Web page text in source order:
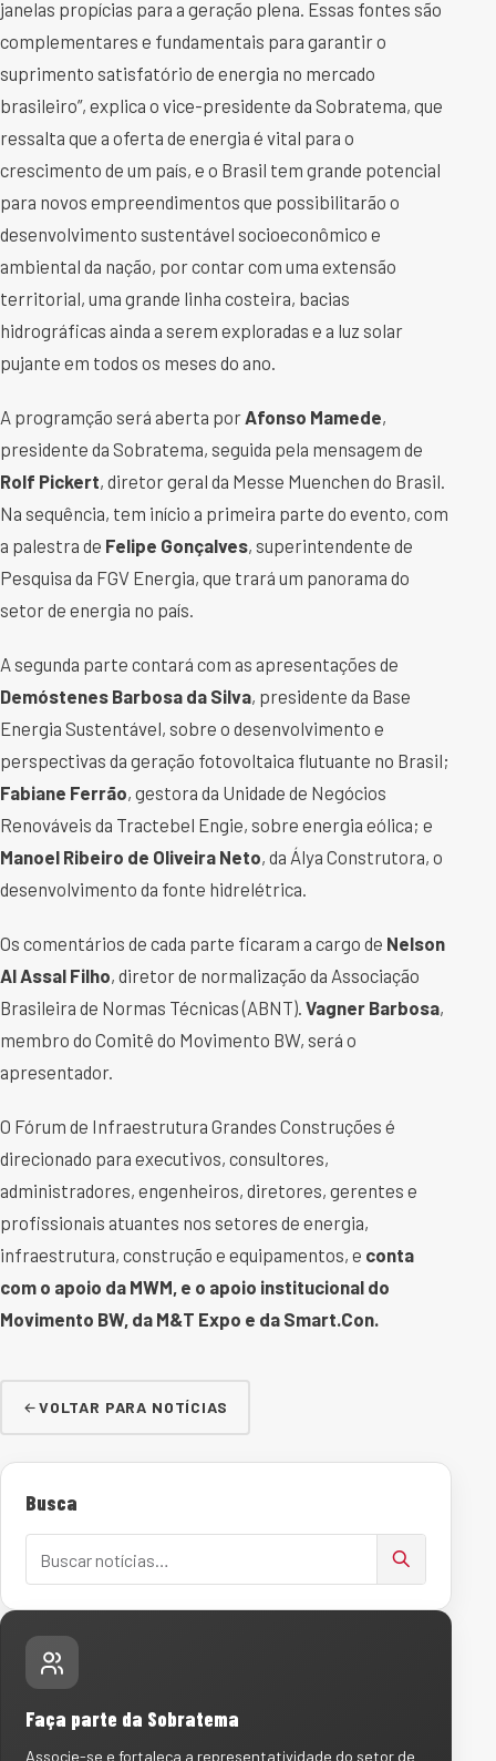
janelas propícias para a geração plena. Essas fontes são
complementares e fundamentais para garantir o
suprimento satisfatório de energia no mercado
brasileiro”, explica o vice-presidente da Sobratema, que
ressalta que a oferta de energia é vital para o
crescimento de um país, e o Brasil tem grande potencial
para novos empreendimentos que possibilitarão o
desenvolvimento sustentável socioeconômico e
ambiental da nação, por contar com uma extensão
territorial, uma grande linha costeira, bacias
hidrográficas ainda a serem exploradas e a luz solar
pujante em todos os meses do ano.
A programção será aberta porAfonso Mamede,
presidente da Sobratema, seguida pela mensagem de
Rolf Pickert, diretor geral da Messe Muenchen do Brasil.
Na sequência, tem início a primeira parte do evento, com
a palestra de Felipe Gonçalves, superintendente de
Pesquisa da FGV Energia, que trará um panorama do
setor de energia no país.
A segunda parte contará com as apresentações de
Demóstenes Barbosa da Silva, presidente da Base
Energia Sustentável, sobre o desenvolvimento e
perspectivas da geração fotovoltaica flutuante no Brasil;
Fabiane Ferrão, gestora da Unidade de Negócios
Renováveis da Tractebel Engie, sobre energia eólica; e
Manoel Ribeiro de Oliveira Neto, da Álya Construtora, o
desenvolvimento da fonte hidrelétrica.
Os comentários de cada parte ficaram a cargo de Nelson
Al Assal Filho, diretor de normalização da Associação
Brasileira de Normas Técnicas (ABNT). Vagner Barbosa,
membro do Comitê do Movimento BW, será o
apresentador.
O Fórum de Infraestrutura Grandes Construções é
direcionado para executivos, consultores,
administradores, engenheiros, diretores, gerentes e
profissionais atuantes nos setores de energia,
infraestrutura, construção e equipamentos, e conta
com o apoio da MWM, e o apoio institucional do
Movimento BW, da M&T Expo e da Smart.Con.
VOLTAR PARA NOTÍCIAS
Busca
Faça parte da Sobratema
Associe-se e fortaleça a representatividade do setor de